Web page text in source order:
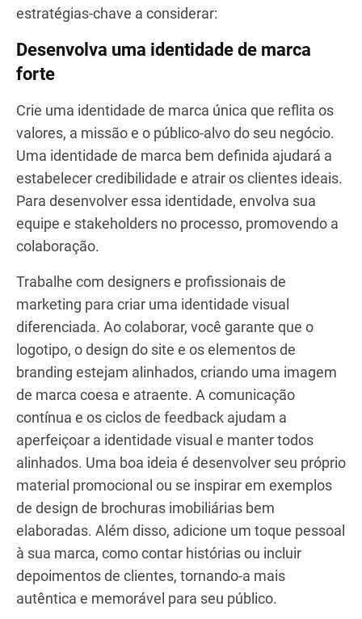
utilizados para fins comerciais.
Marketing e branding: destacando-se
em um mercado competitivo
O marketing e o branding eficazes são essenciais
para diferenciar seu negócio e atrair clientes no
disputado mercado imobiliário. Aqui estão algumas
estratégias-chave a considerar:
Desenvolva uma identidade de marca
forte
Crie uma identidade de marca única que reflita os
valores, a missão e o público-alvo do seu negócio.
Uma identidade de marca bem definida ajudará a
estabelecer credibilidade e atrair os clientes ideais.
Para desenvolver essa identidade, envolva sua
equipe e stakeholders no processo, promovendo a
colaboração.
Trabalhe com designers e profissionais de
marketing para criar uma identidade visual
diferenciada. Ao colaborar, você garante que o
logotipo, o design do site e os elementos de
branding estejam alinhados, criando uma imagem
de marca coesa e atraente. A comunicação
contínua e os ciclos de feedback ajudam a
aperfeiçoar a identidade visual e manter todos